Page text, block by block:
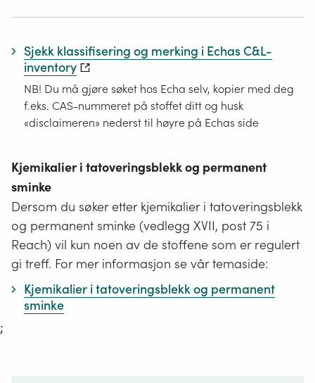
Sjekk klassifisering og merking i Echas C&L-
inventory
NB! Du må gjøre søket hos Echa selv, kopier med deg
f.eks. CAS-nummeret på stoffet ditt og husk
«disclaimeren» nederst til høyre på Echas side
Kjemikalier i tatoveringsblekk og permanent
sminke
Dersom du søker etter kjemikalier i tatoveringsblekk
og permanent sminke (vedlegg XVII, post 75 i
Reach) vil kun noen av de stoffene som er regulert
gi treff. For mer informasjon se vår temaside:
Kjemikalier i tatoveringsblekk og permanent
sminke
;